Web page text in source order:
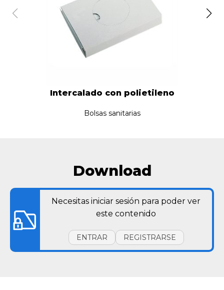
Intercalado con polietileno
Bolsas sanitarias
Download
Necesitas iniciar sesión para poder ver
este contenido
ENTRAR REGISTRARSE